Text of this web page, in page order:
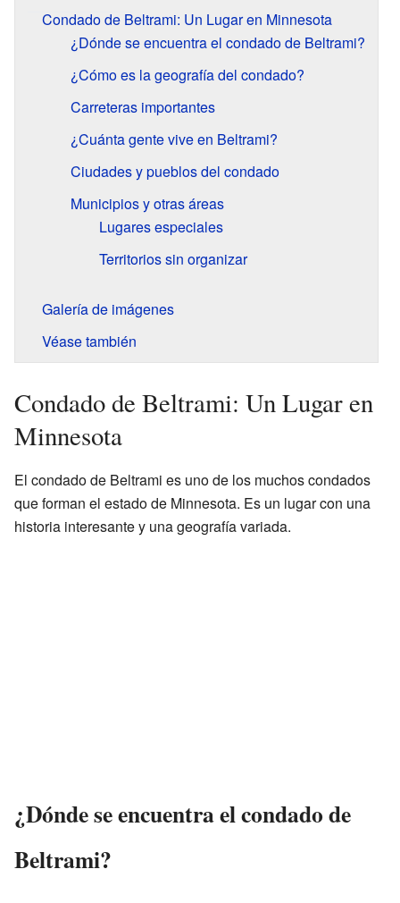
Condado de Beltrami: Un Lugar en Minnesota
¿Dónde se encuentra el condado de Beltrami?
¿Cómo es la geografía del condado?
Carreteras importantes
¿Cuánta gente vive en Beltrami?
Ciudades y pueblos del condado
Municipios y otras áreas
Lugares especiales
Territorios sin organizar
Galería de imágenes
Véase también
Condado de Beltrami: Un Lugar en
Minnesota
El condado de Beltrami es uno de los muchos condados
que forman el estado de Minnesota. Es un lugar con una
historia interesante y una geografía variada.
¿Dónde se encuentra el condado de
Beltrami?